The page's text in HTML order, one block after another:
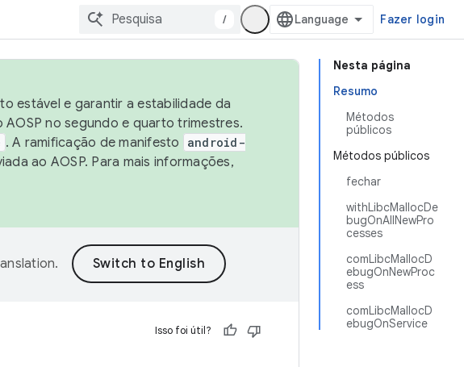
/ Fazer login
Nesta página
Resumo
Métodos
públicos
Métodos públicos
fechar
withLibcMallocDe
bugOnAllNewPro
cesses
comLibcMallocD
ebugOnNewProc
ess
comLibcMallocD
ebugOnService
estável e garantir a estabilidade da
no segundo e quarto trimestres.
. A ramificação de manifesto
android-
ao AOSP. Para mais informações,
.
Isso foi útil?